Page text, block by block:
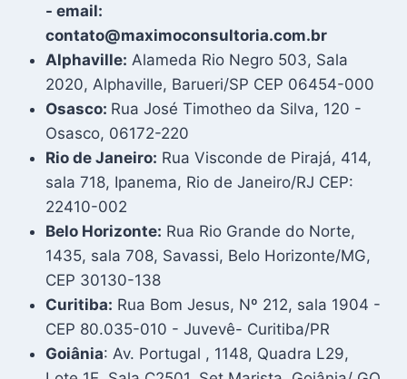
- email:
contato@maximoconsultoria.com.br
Alphaville: Alameda Rio Negro 503, Sala
2020, Alphaville, Barueri/SP CEP 06454-000
Osasco: Rua José Timotheo da Silva, 120 -
Osasco, 06172-220
Rio de Janeiro: Rua Visconde de Pirajá, 414,
sala 718, Ipanema, Rio de Janeiro/RJ CEP:
22410-002
Belo Horizonte: Rua Rio Grande do Norte,
1435, sala 708, Savassi, Belo Horizonte/MG,
CEP 30130-138
Curitiba: Rua Bom Jesus, Nº 212, sala 1904 -
CEP 80.035-010 - Juvevê- Curitiba/PR
Goiânia: Av. Portugal , 1148, Quadra L29,